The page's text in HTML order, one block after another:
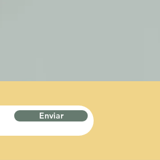
Enviar